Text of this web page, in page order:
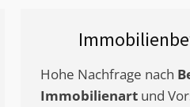
Hohe Nachfrage nach
Immobilienart und